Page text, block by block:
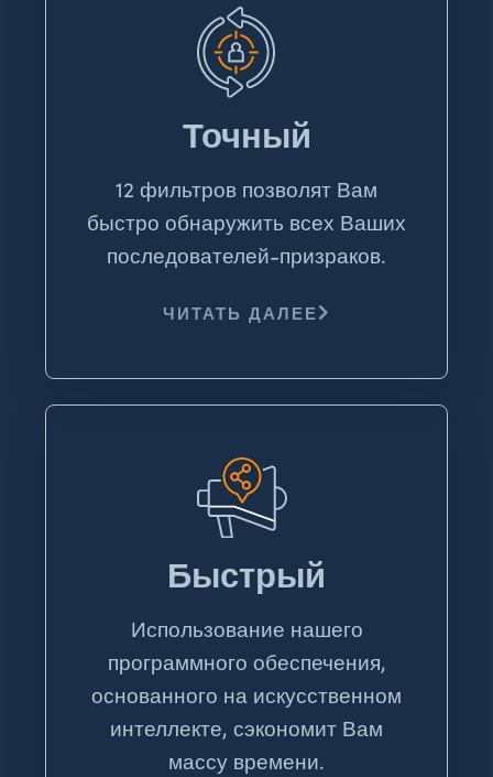
Точный
12 фильтров позволят Вам
быстро обнаружить всех Ваших
последователей-призраков.
ЧИТАТЬ ДАЛЕЕ
Быстрый
Использование нашего
программного обеспечения,
основанного на искусственном
интеллекте, сэкономит Вам
массу времени.